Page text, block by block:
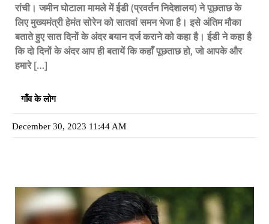
रांची। जमीन घोटाला मामले में ईडी (प्रवर्तन निदेशालय) ने पूछताछ के
लिए मुख्‍यमंत्री हेमंत सोरेन को सातवां समन भेजा है। इसे अंतिम मौका
बताते हुए सात दिनों के अंदर बयान दर्ज कराने को कहा है। ईडी ने कहा है
कि दो दिनों के अंदर आप ही बतायें कि कहाँ पूछताछ हो, जो आपके और
हमारे […]
गाँव के लोग
December 30, 2023 11:44 AM